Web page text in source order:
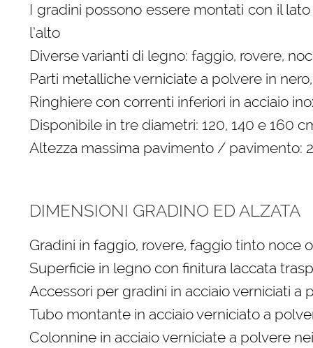
I gradini possono essere montati con il
l’alto
Diverse varianti di legno: faggio, rovere,
Parti metalliche verniciate a polvere in
Ringhiere con correnti inferiori in acciaio
Disponibile in tre diametri: 120, 140 e 160
Altezza massima pavimento / pavimento:
DIMENSIONI GRADINO ED ALZATA
Gradini in faggio, rovere, faggio tinto noce
Superficie in legno con finitura laccata
Accessori per gradini in acciaio verniciati a
Tubo montante in acciaio verniciato a
Colonnine in acciaio verniciate a polvere